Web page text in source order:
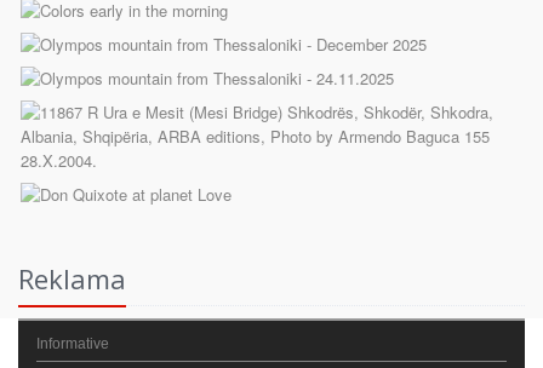
Reklama
Informative